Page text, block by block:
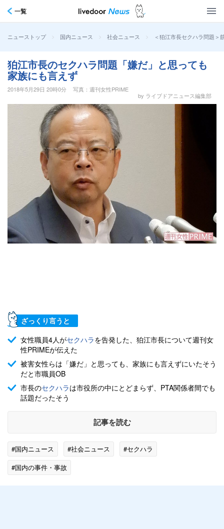
一覧
ニューストップ > 国内ニュース > 社会ニュース > ＜狛江市長セクハラ問題＞
狛江市長のセクハラ問題「嫌だ」と思っても
家族にも言えず
2018年5月29日 20時0分
写真：週刊女性PRIME
by ライブドアニュース編集部
ざっくり言うと
女性職員4人がセクハラを告発した、狛江市長について週刊女
性PRIMEが伝えた
被害女性らは「嫌だ」と思っても、家族にも言えずにいたそう
だと市職員OB
市長のセクハラは市役所の中にとどまらず、PTA関係者間でも
話題だったそう
記事を読む
#国内ニュース #社会ニュース
#セクハラ
#国内の事件・事故